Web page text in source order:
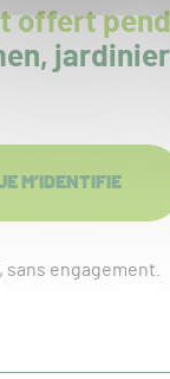
offert
M’IDENTIFIE
engagement.